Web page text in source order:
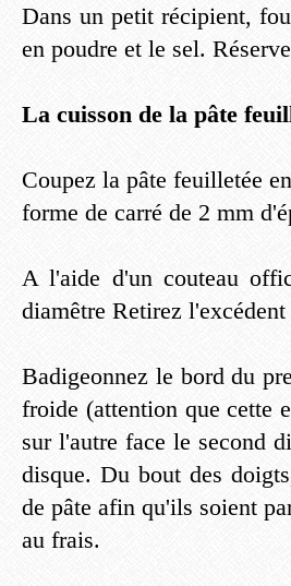
Dans un petit récipient,
en poudre et le sel.
La cuisson de la pâte
Coupez la pâte feuilletée
forme de carré de 2 mm
A l'aide d'un couteau
diamêtre Retirez
Badigeonnez le bord du
froide (attention que cette
sur l'autre face le second
disque. Du bout des
de pâte afin qu'ils soient
au frais.